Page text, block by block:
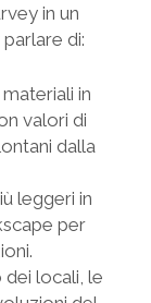
in un
di:
in
valori di
dalla
leggeri in
per
dei locali, le